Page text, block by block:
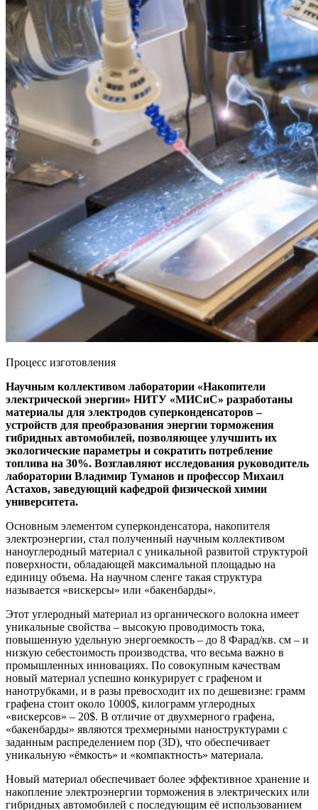
Процесс изготовления
Научным коллективом лаборатории «Накопители
электрической энергии» НИТУ «МИСиС» разработаны
материалы для электродов суперконденсаторов –
устройств для преобразования энергии торможения
гибридных автомобилей, позволяющее улучшить их
экологические параметры и сократить потребление
топлива на 30%. Возглавляют исследования руководитель
лаборатории Владимир Туманов и профессор Михаил
Астахов, заведующий кафедрой физической химии
университета.
Основным элементом суперконденсатора, накопителя
электроэнергии, стал полученный научным коллективом
наноуглеродный материал с уникальной развитой структурой
поверхности, обладающей максимальной площадью на
единицу объема. На научном сленге такая структура
называется «вискерсы» или «бакенбарды».
Этот углеродный материал из органического волокна имеет
уникальные свойства – высокую проводимость тока,
повышенную удельную энергоемкость – до 8 Фарад/кв. см – и
низкую себестоимость производства, что весьма важно в
промышленных инновациях. По совокупным качествам
новый материал успешно конкурирует с графеном и
нанотрубками, и в разы превосходит их по дешевизне: грамм
графена стоит около 1000$, килограмм углеродных
«вискерсов» – 20$. В отличие от двухмерного графена,
«бакенбарды» являются трехмерными наноструктурами с
заданным распределением пор (3D), что обеспечивает
уникальную «ёмкость» и «компактность» материала.
Новый материал обеспечивает более эффективное хранение и
накопление электроэнергии торможения в электрических или
гибридных автомобилей с последующим её использованием